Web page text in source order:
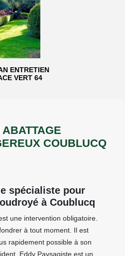
ENTRETIEN
VERT 64
COUBLUCQ
spécialiste pour
à Coublucq
une intervention obligatoire.
à tout moment. Il est
rapidement possible à son
Eddy Paysagiste est un